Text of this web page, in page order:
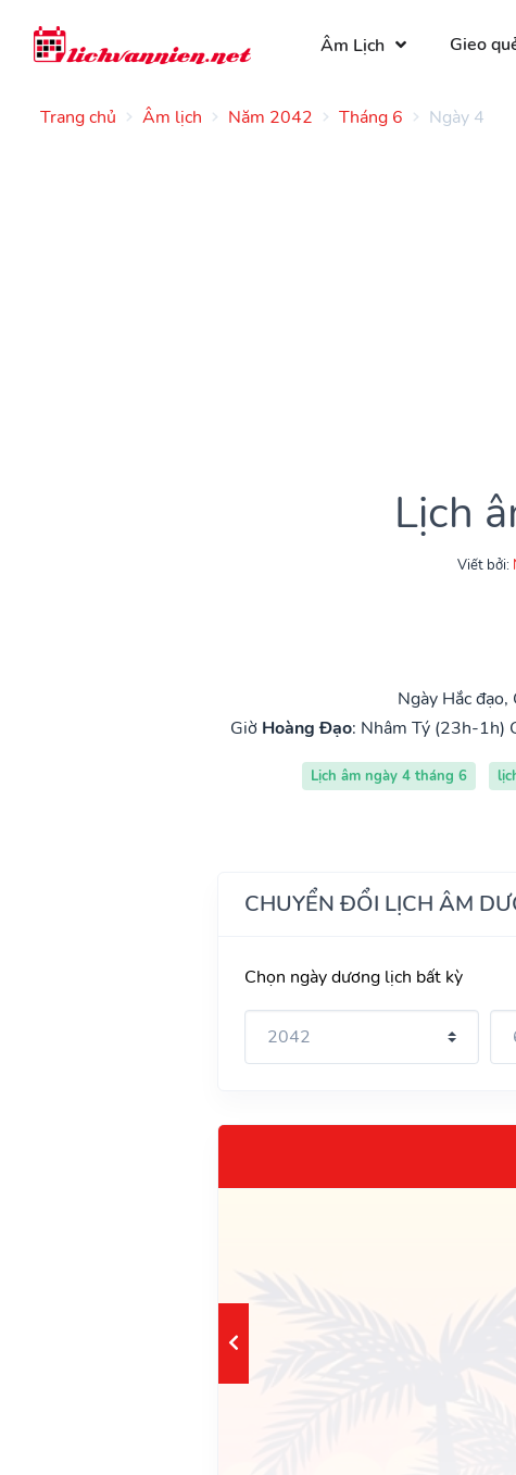
Âm Lịch Gieo
Trang chủ Âm lịch Năm 2042 Tháng 6 Ngày 4
Lịch
Viết bởi:
Ngày Hắc
Giờ Hoàng Đạo: Nhâm Tý (23h-1h)
Lịch âm ngày 4 tháng 6
CHUYỂN ĐỔI LỊCH ÂM
Chọn ngày dương lịch bất kỳ